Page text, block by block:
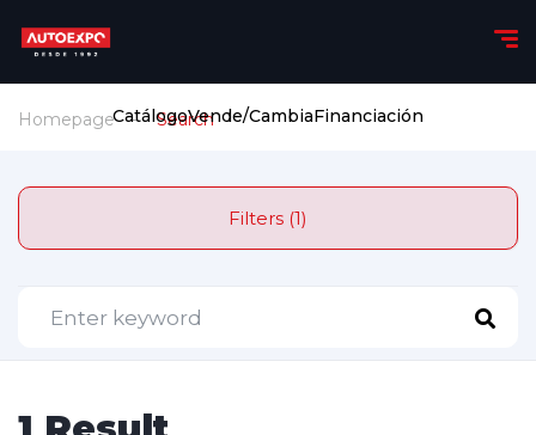
CatálogoVende/CambiaFinanciación
Homepage Search
Filters (1)